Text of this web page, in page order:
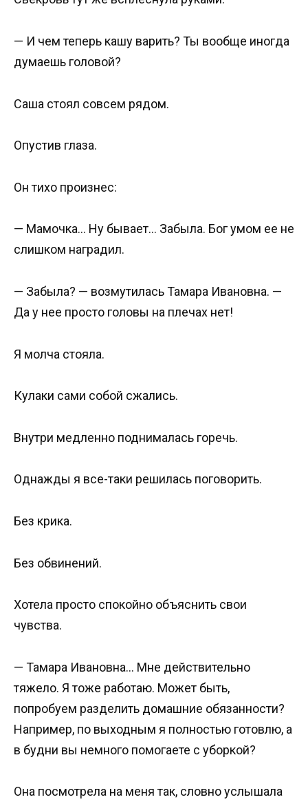
— И чем теперь кашу варить? Ты вообще иногда
думаешь головой?
Саша стоял совсем рядом.
Опустив глаза.
Он тихо произнес:
— Мамочка… Ну бывает… Забыла. Бог умом ее не
слишком наградил.
— Забыла? — возмутилась Тамара Ивановна. —
Да у нее просто головы на плечах нет!
Я молча стояла.
Кулаки сами собой сжались.
Внутри медленно поднималась горечь.
Однажды я все-таки решилась поговорить.
Без крика.
Без обвинений.
Хотела просто спокойно объяснить свои
чувства.
— Тамара Ивановна… Мне действительно
тяжело. Я тоже работаю. Может быть,
попробуем разделить домашние обязанности?
Например, по выходным я полностью готовлю, а
в будни вы немного помогаете с уборкой?
Она посмотрела на меня так, словно услышала